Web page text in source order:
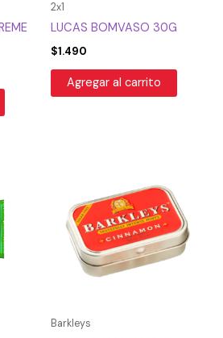
2x1
LUCAS BOMVASO 30G
$1.490
Agregar al carrito
Barkleys